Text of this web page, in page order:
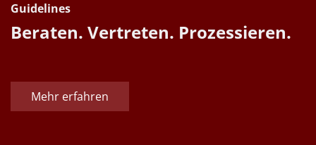
Guidelines
Beraten. Vertreten. Prozessieren.
Mehr erfahren